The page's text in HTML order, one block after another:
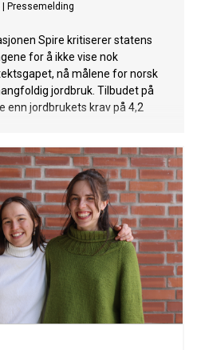
Pressemelding
Spire kritiserer statens
for å ikke vise nok
nå målene for norsk
jordbruk. Tilbudet på
enn jordbrukets krav på 4,2